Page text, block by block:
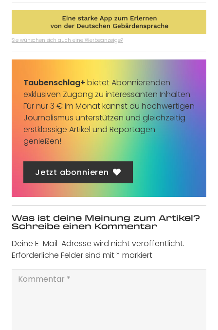
Sie wünschen sich auch eine Werbeanzeige?
Taubenschlag+ bietet Abonnierenden
exklusiven Zugang zu interessanten Inhalten.
Für nur 3 € im Monat kannst du hochwertigen
Journalismus unterstützen und gleichzeitig
erstklassige Artikel und Reportagen
genießen!
Jetzt abonnieren
Was ist deine Meinung zum Artikel?
Schreibe einen Kommentar
Deine E-Mail-Adresse wird nicht veröffentlicht.
Erforderliche Felder sind mit* markiert